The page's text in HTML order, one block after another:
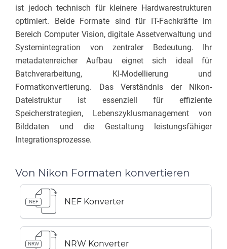
ist jedoch technisch für kleinere Hardwarestrukturen
optimiert. Beide Formate sind für IT-Fachkräfte im
Bereich Computer Vision, digitale Assetverwaltung und
Systemintegration von zentraler Bedeutung. Ihr
metadatenreicher Aufbau eignet sich ideal für
Batchverarbeitung, KI-Modellierung und
Formatkonvertierung. Das Verständnis der Nikon-
Dateistruktur ist essenziell für effiziente
Speicherstrategien, Lebenszyklusmanagement von
Bilddaten und die Gestaltung leistungsfähiger
Integrationsprozesse.
Von Nikon Formaten konvertieren
NEF NEF Konverter
NRW NRW Konverter